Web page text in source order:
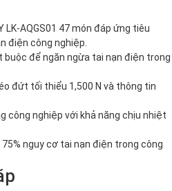
LK-AQGS01 47 món đáp ứng tiêu
điện công nghiệp.
buộc để ngăn ngừa tai nạn điện trong
đứt tối thiểu 1,500 N và thông tin
công nghiệp với khả năng chịu nhiệt
nguy cơ tai nạn điện trong công